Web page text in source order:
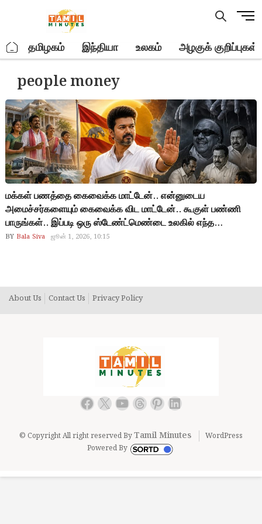
M
u
t
n
. தமிழகம் இந்தியா உலகம் அழகுக் குறிப்புகள்
people money
மக்கள் பணத்தை கைவைக்க மாட்டேன்.. என்னுடைய
அமைச்சர்களையும் கைவைக்க விட மாட்டேன்.. கூகுள் பண்ணி
பாருங்கள்.. இப்படி ஒரு ஸ்டேண்ட்மெண்டை உலகில் எந்த
அரசியல்வாதியும் இதுவரை சொன்னதில்லை.. இப்படி சொன்ன
நினைச்சா நீங்க தான் அசிங்கப்படுவீங்க… ஜாக்கிரதை…
BY Bala Siva ஜூன் 1, 2026, 10:15
About Us Contact Us Privacy Policy
Facebook
X YouTube
Threads
Pinterest
LinkedIn
© Copyright All right reserved ByTamil Minutes
WordPress
Powered By